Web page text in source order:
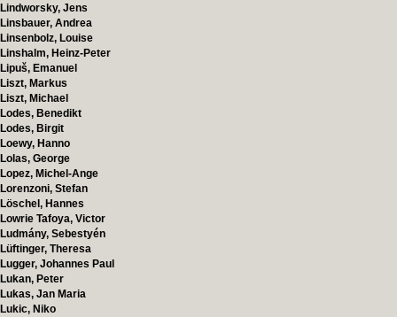
Lindworsky, Jens
Linsbauer, Andrea
Linsenbolz, Louise
Linshalm, Heinz-Peter
Lipuš, Emanuel
Liszt, Markus
Liszt, Michael
Lodes, Benedikt
Lodes, Birgit
Loewy, Hanno
Lolas, George
Lopez, Michel-Ange
Lorenzoni, Stefan
Löschel, Hannes
Lowrie Tafoya, Victor
Ludmány, Sebestyén
Lüftinger, Theresa
Lugger, Johannes Paul
Lukan, Peter
Lukas, Jan Maria
Lukic, Niko